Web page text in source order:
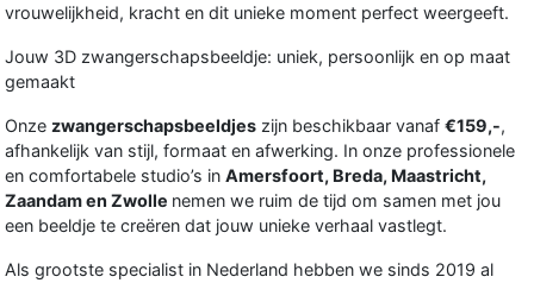
vrouwelijkheid, kracht en dit unieke moment perfect weergeeft.
Jouw 3D zwangerschapsbeeldje: uniek, persoonlijk en op maat
gemaakt
Onze zwangerschapsbeeldjes zijn beschikbaar vanaf €159,-,
afhankelijk van stijl, formaat en afwerking. In onze professionele
en comfortabele studio’s in Amersfoort, Breda, Maastricht,
Zaandamen Zwolle nemen we ruim de tijd om samen met jou
een beeldje te creëren dat jouw unieke verhaal vastlegt.
Als grootste specialist in Nederland hebben we sinds 2019 al